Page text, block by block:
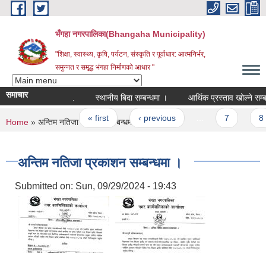
Skip to main content
भँगहा नगरपालिका(Bhangaha Municipality)
"शिक्षा, स्वास्थ्य, कृषि, पर्यटन, संस्कृति र पूर्वाधार: आत्मनिर्भर,
समुन्नत र समृद्ध भंगहा निर्माणको आधार "
समाचार स्थानीय बिदा सम्बन्धमा । आर्थिक प्रस्ताव खोल्ने
Pages
« first ‹ previous
You are here
Home » अन्तिम नतिजा प्रकाशन सम्बन्धमा ।
अन्तिम नतिजा प्रकाशन सम्बन्धमा ।
Submitted on: Sun, 09/29/2024 - 19:43